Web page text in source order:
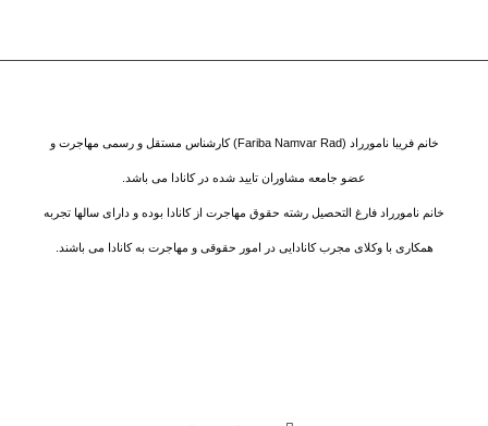
خانم فریبا نامورراد (Fariba Namvar Rad) کارشناس مستقل و رسمی مهاجرت و
عضو جامعه مشاوران تایید شده در کانادا می باشد.
خانم نامورراد فارغ التحصیل رشته حقوق مهاجرت از کانادا بوده و دارای سالها تجربه
همکاری با وکلای مجرب کانادایی در امور حقوقی و مهاجرت به کانادا می باشند.